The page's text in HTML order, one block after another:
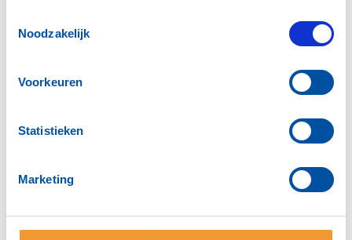
Noodzakelijk
Voorkeuren
Statistieken
Marketing